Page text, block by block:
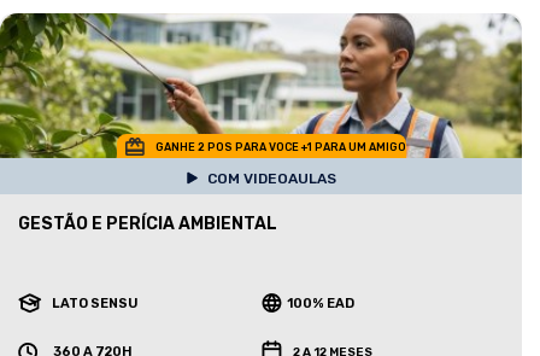
GANHE 2 POS PARA VOCE +1 PARA UM AMIGO
COM VIDEOAULAS
GESTÃO E PERÍCIA AMBIENTAL
LATO SENSU 100% EAD
360 A 720H 2 A 12 MESES